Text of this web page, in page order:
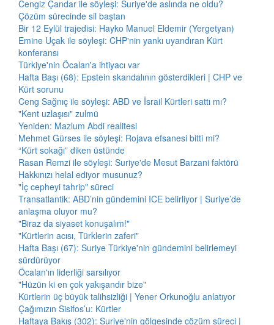
Cengiz Çandar ile söyleşi: Suriye'de aslında ne oldu?
Çözüm sürecinde sil baştan
Bir 12 Eylül trajedisi: Hayko Manuel Eldemir (Yergetyan)
Emine Uçak ile söyleşi: CHP'nin yankı uyandıran Kürt
konferansı
Türkiye'nin Öcalan'a ihtiyacı var
Hafta Başı (68): Epstein skandalının gösterdikleri | CHP ve
Kürt sorunu
Ceng Sağnıç ile söyleşi: ABD ve İsrail Kürtleri sattı mı?
"Kent uzlaşısı" zulmü
Yeniden: Mazlum Abdi realitesi
Mehmet Gürses ile söyleşi: Rojava efsanesi bitti mi?
“Kürt sokağı” diken üstünde
Rasan Remzi ile söyleşi: Suriye'de Mesut Barzani faktörü
Hakkınızı helal ediyor musunuz?
"İç cepheyi tahrip" süreci
Transatlantik: ABD’nin gündemini ICE belirliyor | Suriye’de
anlaşma oluyor mu?
"Biraz da siyaset konuşalım!"
"Kürtlerin acısı, Türklerin zaferi"
Hafta Başı (67): Suriye Türkiye'nin gündemini belirlemeyi
sürdürüyor
Öcalan'ın liderliği sarsılıyor
"Hüzün ki en çok yakışandır bize"
Kürtlerin üç büyük talihsizliği | Yener Orkunoğlu anlatıyor
Çağımızın Sisifos’u: Kürtler
Haftaya Bakış (302): Suriye'nin gölgesinde çözüm süreci |